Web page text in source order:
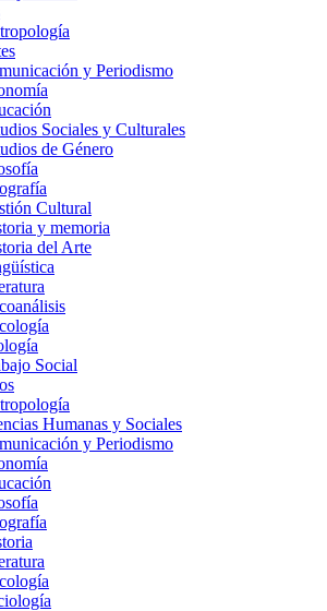
y Periodismo
Sociales y Culturales
de Género
Cultural
y memoria
del Arte
Social
Humanas y Sociales
y Periodismo